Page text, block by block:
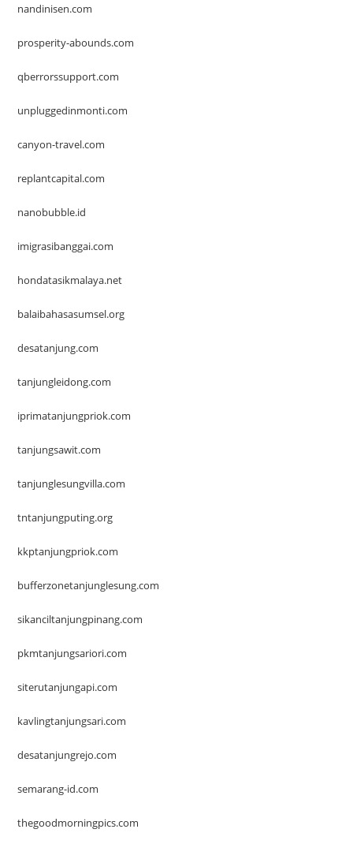
nandinisen.com
prosperity-abounds.com
qberrorssupport.com
unpluggedinmonti.com
canyon-travel.com
replantcapital.com
nanobubble.id
imigrasibanggai.com
hondatasikmalaya.net
balaibahasasumsel.org
desatanjung.com
tanjungleidong.com
iprimatanjungpriok.com
tanjungsawit.com
tanjunglesungvilla.com
tntanjungputing.org
kkptanjungpriok.com
bufferzonetanjunglesung.com
sikanciltanjungpinang.com
pkmtanjungsariori.com
siterutanjungapi.com
kavlingtanjungsari.com
desatanjungrejo.com
semarang-id.com
thegoodmorningpics.com